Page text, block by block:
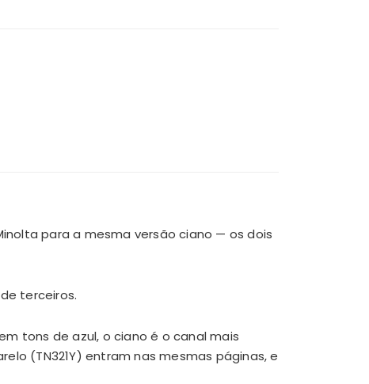
para a mesma versão ciano — os dois
terceiros.
tons de azul, o ciano é o canal mais
(TN321Y) entram nas mesmas páginas, e